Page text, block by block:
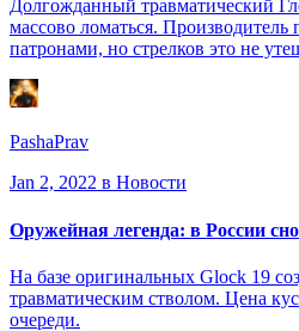
Долгожданный травматический
массово ломаться. Производитель
патронами, но стрелков это не
PashaPrav
Jan 2, 2022 в Новости
Оружейная легенда: в России
На базе оригинальных Glock 19
травматическим стволом. Цена
очереди.